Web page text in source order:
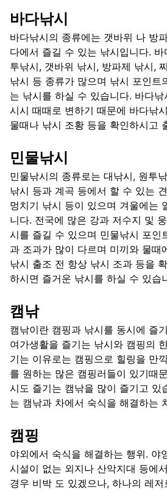
바다낚시
바다낚시의 종류에는 갯바위 나 방
다에서 즐길 수 있는 낚시입니다.
투낚시, 갯바위 낚시, 방파제 낚시,
낚시 등 종류가 많으며 낚시 포인트
는 낚시를 하실 수 있습니다. 바다
시시 때때로 변하기 때문에 바다낚
물때나 낚시 조황 등을 확인하시고
민물낚시
민물낚시의 종류로는 대낚시, 원투
낚시 등과 계곡 등에서 할 수 있는
멍치기 낚시 등이 있으며 겨울에는
니다. 전국에 많은 강과 저수지 및
시를 즐길 수 있으며 민물낚시 포인
과 조과가 많이 다르며 미끼와 물때
낚시 출조 전 항상 낚시 조과 등을
하시면 즐거운 낚시를 하실 수 있습
캠낚
캠낚이란 캠핑과 낚시를 동시에 즐
여가생활을 즐기는 낚시와 캠핑의
기는 이유로는 캠핑으로 힐링을 만
를 원하는 많은 캠핑러들이 있기때
시도 즐기는 캠낚을 많이 즐기고 있
는 캠낚과 차에서 숙식을 해결하는
캠핑
야외에서 숙식을 해결하는 행위. 야
시설이 없는 외지나 산악지대 등에
경우 비박 도 있겠으나, 하나의 레